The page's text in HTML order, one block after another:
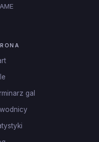
gal